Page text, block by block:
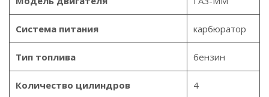
Система питания карбюратор
Тип топлива бензин
Количество цилиндров 4